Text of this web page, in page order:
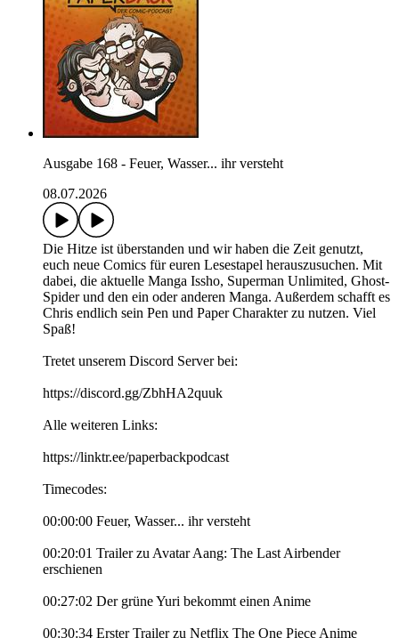
Ausgabe 168 - Feuer, Wasser... ihr versteht
08.07.2026
Die Hitze ist überstanden und wir haben die Zeit genutzt,
euch neue Comics für euren Lesestapel herauszusuchen. Mit
dabei, die aktuelle Manga Issho, Superman Unlimited, Ghost-
Spider und den ein oder anderen Manga. Außerdem schafft es
Chris endlich sein Pen und Paper Charakter zu nutzen. Viel
Spaß!
Tretet unserem Discord Server bei:
https://discord.gg/ZbhHA2quuk
Alle weiteren Links:
https://linktr.ee/paperbackpodcast
Timecodes:
00:00:00 Feuer, Wasser... ihr versteht
00:20:01 Trailer zu Avatar Aang: The Last Airbender
erschienen
00:27:02 Der grüne Yuri bekommt einen Anime
00:30:34 Erster Trailer zu Netflix The One Piece Anime